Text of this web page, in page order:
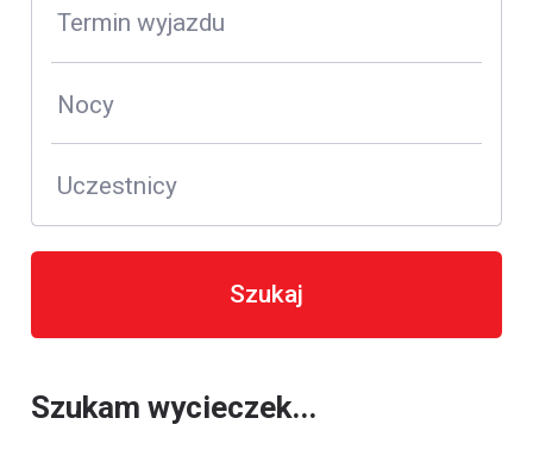
Termin wyjazdu
Nocy
Uczestnicy
Szukaj
Szukam wycieczek...